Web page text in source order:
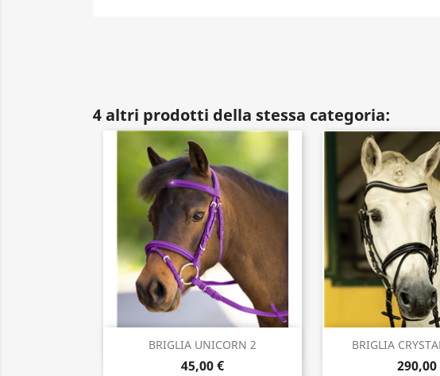
4 altri prodotti della stessa categoria:
BRIGLIA UNICORN 2
45,00 €
Anteprima BRIGLIA
290,00
